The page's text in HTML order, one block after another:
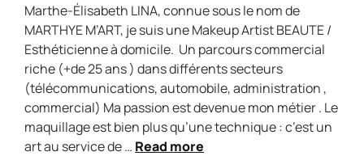
Marthe-Élisabeth LINA, connue sous le nom de
MARTHYE M’ART, je suis une Makeup Artist BEAUTE /
Esthéticienne à domicile. Un parcours commercial
riche (+de 25 ans ) dans différents secteurs
(télécommunications, automobile, administration ,
commercial) Ma passion est devenue mon métier . Le
maquillage est bien plus qu’une technique : c’est un
art au service de … Read more